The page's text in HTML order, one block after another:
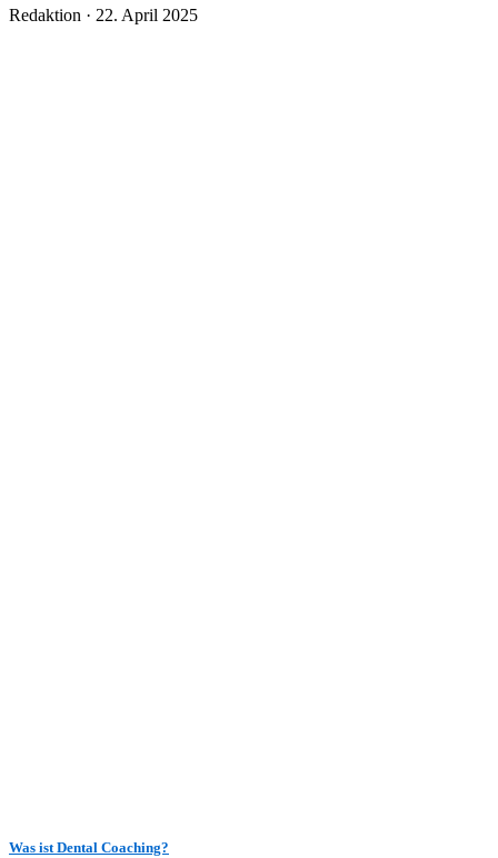
Redaktion · Veröffentlicht
22. April 2025
Was ist Dental Coaching?